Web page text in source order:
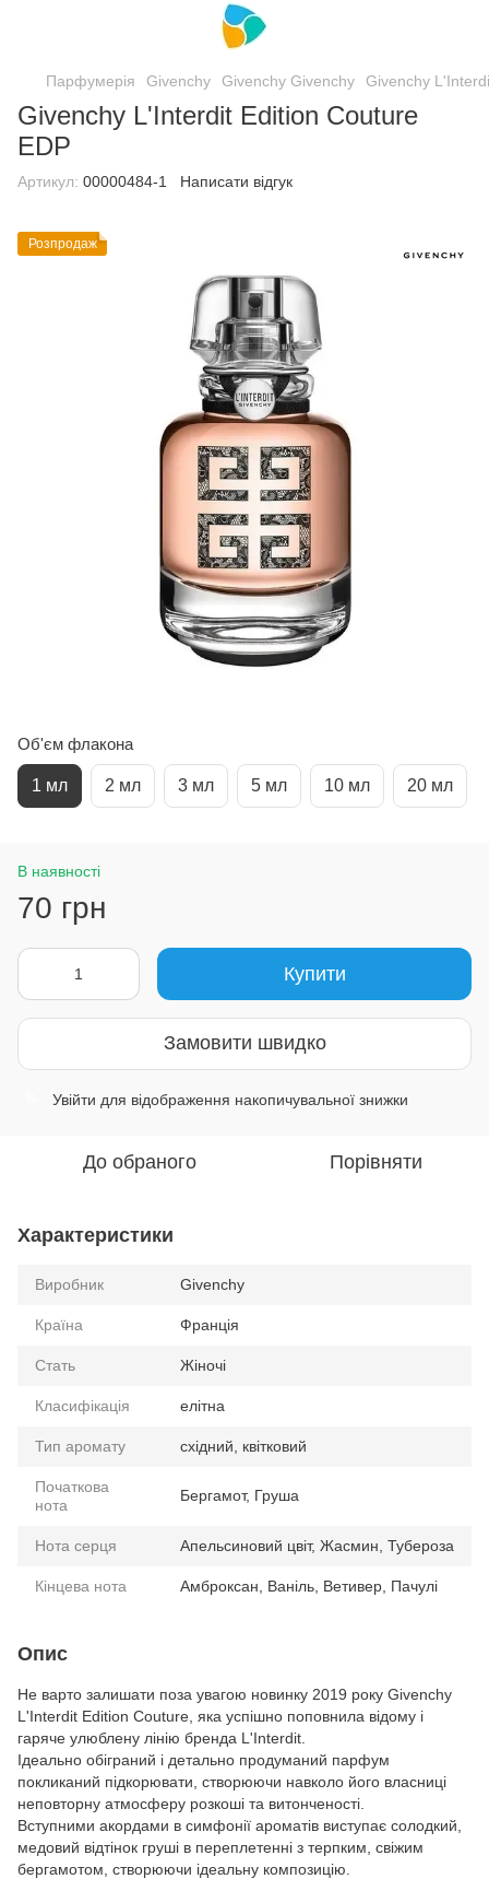
Парфумерія Givenchy Givenchy Givenchy Givenchy
Givenchy L'Interdit Edition Couture
EDP
Артикул: 00000484-1 Написати відгук
Розпродаж
Об'єм флакона
1 мл 2 мл 3 мл 5 мл 10 мл 20 мл
В наявності
70 грн
Купити
Замовити швидко
Увійти для відображення накопичувальної знижки
До обраного Порівняти
Характеристики
Виробник Givenchy
Країна Франція
Стать Жіночі
Класифікація елітна
Тип аромату східний, квітковий
Початкова
нота
Бергамот, Груша
Нота серця Апельсиновий цвіт, Жасмин, Тубероза
Кінцева нота Амброксан, Ваніль, Ветивер, Пачулі
Опис
Не варто залишати поза увагою новинку 2019 року Givenchy
L'Interdit Edition Couture, яка успішно поповнила відому і
гаряче улюблену лінію бренда L'Interdit.
Ідеально обіграний і детально продуманий парфум
покликаний підкорювати, створюючи навколо його власниці
неповторну атмосферу розкоші та витонченості.
Вступними акордами в симфонії ароматів виступає солодкий,
медовий відтінок груші в переплетенні з терпким, свіжим
бергамотом, створюючи ідеальну композицію.